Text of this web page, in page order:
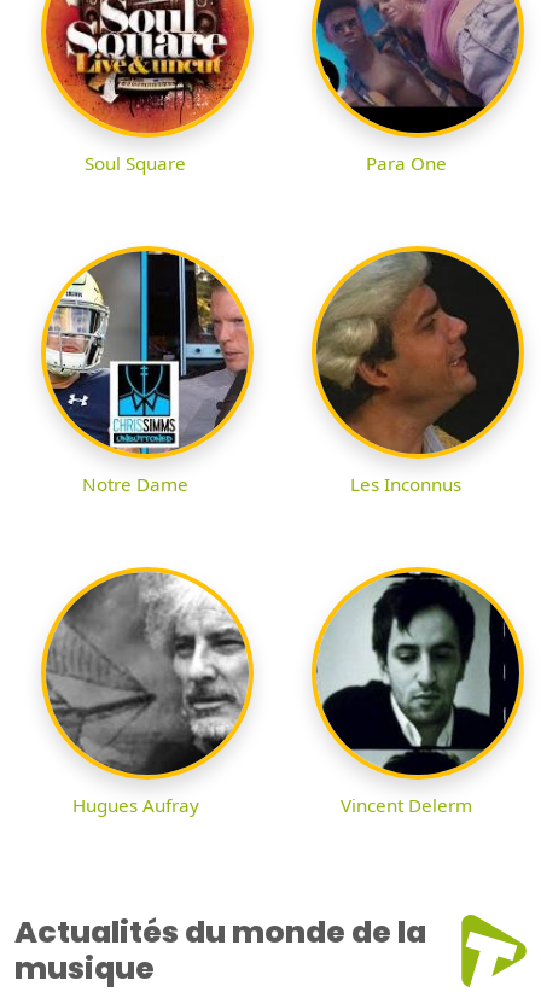
Soul Square Para One
Notre Dame Les Inconnus
Hugues Aufray Vincent Delerm
Actualités du monde de la
musique